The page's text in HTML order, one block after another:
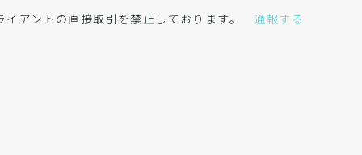
アントの直接取引を禁止しております。 通報する